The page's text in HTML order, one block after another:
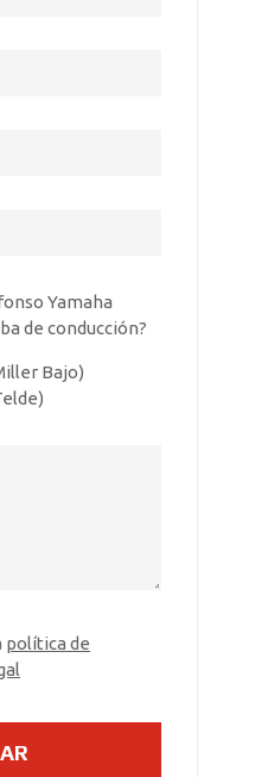
Yamaha
de conducción?
Bajo)
política de